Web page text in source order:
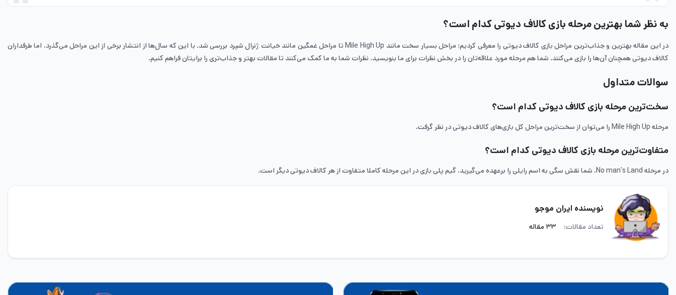
به نظر شما بهترین مرحله بازی کالاف دیوتی کدام است؟
در این مقاله بهترین و جذاب‌ترین مراحل بازی کالاف دیوتی را معرفی کردیم؛ مراحل بسیار سخت مانند Mile High Up تا مراحل غمگین مانند خیانت ژنرال شپرد بررسی شد. با این که سال‌ها از انتشار برخی از این مراحل می‌گذرد، اما طرفداران
کالاف دیوتی همچنان آن‌ها را بازی می‌کنند. شما هم مرحله مورد علاقه‌تان را در بخش نظرات برای ما بنویسید. نظرات شما به ما کمک می‌کنند تا مقالات بهتر و جذاب‌تری را برایتان فراهم کنیم.
سوالات متداول
سخت‌ترین مرحله بازی کالاف دیوتی کدام است؟
مرحله Mile High Up را می‌توان از سخت‌ترین مراحل کل بازی‌های کالاف دیوتی در نظر گرفت.
متفاوت‌ترین مرحله بازی کالاف دیوتی کدام است؟
در مرحله No man’s Land، شما نقش سگی به اسم رایلی را برعهده می‌گیرید. گیم پلی بازی در این مرحله کاملا متفاوت از هر کالاف دیوتی دیگر است.
نویسنده ایران موجو
تعداد مقالات: ۳۳ مقاله